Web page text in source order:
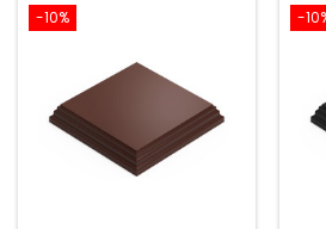
-10% -